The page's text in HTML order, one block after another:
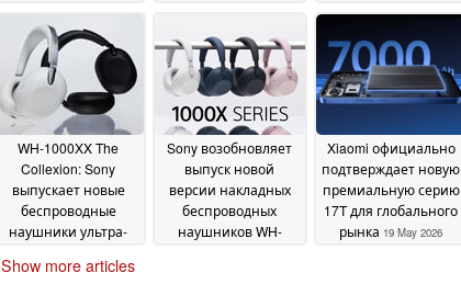
шумоподавления
(ANC) и технологией
LHDC21 June 2026
June 2026
сменным
аккумулятором26 May
2026
WH-1000XX The
Collexion: Sony
выпускает новые
беспроводные
наушники ультра-
всему миру20 May 2026
Sony возобновляет
выпуск новой
версии накладных
беспроводных
наушников WH-
Xiaomi официально
подтверждает новую
премиальную серию
17T для глобального
рынка 19 May 2026
Show more articles